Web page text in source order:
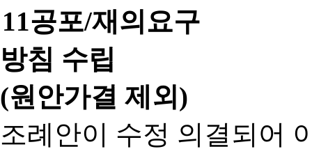
11공포/재의요구
방침 수립
(원안가결 제외)
조례안이 수정 의결되어